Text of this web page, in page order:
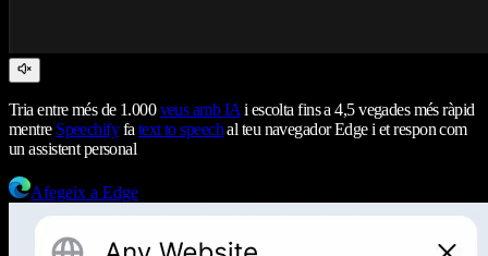
Tria entre més de 1.000veus amb IA i escolta fins a 4,5 vegades més ràpid
mentre Speechifyfa text to speechal teu navegador Edge i et respon com
un assistent personal
Afegeix a Edge